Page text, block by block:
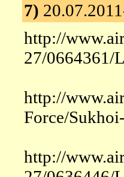
7)
http://
27/0664361/
http://
Force/
http://